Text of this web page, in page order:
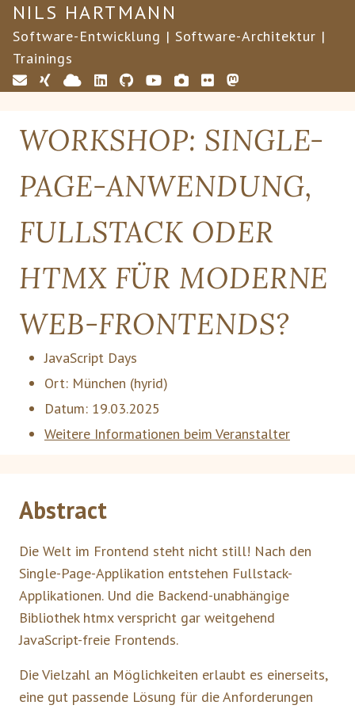
NILS HARTMANN
Software-Entwicklung | Software-Architektur |
Trainings
WORKSHOP: SINGLE-
PAGE-ANWENDUNG,
FULLSTACK ODER
HTMX FÜR MODERNE
WEB-FRONTENDS?
JavaScript Days
Ort: München (hyrid)
Datum: 19.03.2025
Weitere Informationen beim Veranstalter
Abstract
Die Welt im Frontend steht nicht still! Nach den
Single-Page-Applikation entstehen Fullstack-
Applikationen. Und die Backend-unabhängige
Bibliothek htmx verspricht gar weitgehend
JavaScript-freie Frontends.
Die Vielzahl an Möglichkeiten erlaubt es einerseits,
eine gut passende Lösung für die Anforderungen